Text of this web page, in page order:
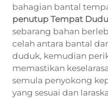
bahagian bantal
penutup Tempat
sebarang bahan
celah antara bantal
duduk, kemudian
memastikan
semula penyokong
yang sesuai dan